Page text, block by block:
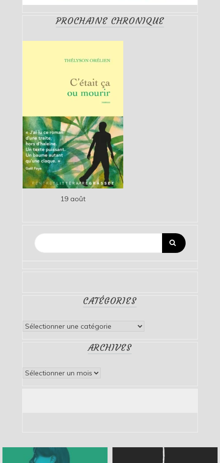
PROCHAINE CHRONIQUE
19 août
CATÉGORIES
Catégories
ARCHIVES
Archives